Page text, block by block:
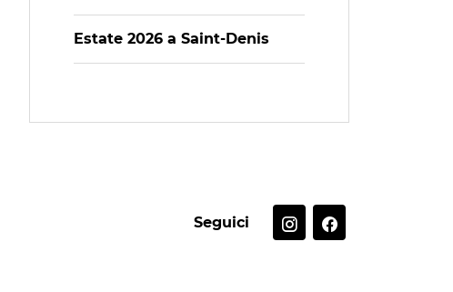
Estate 2026 a Saint-Denis
Seguici